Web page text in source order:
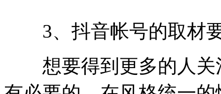
3、抖音帐号的取材
想要得到更多的人关